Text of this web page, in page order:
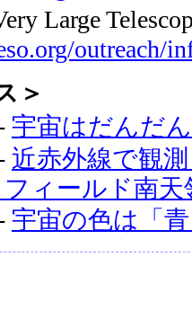
Large
outreach/
＞
宇宙はだんだ
近赤外線で観
ィールド南天
宇宙の色は「